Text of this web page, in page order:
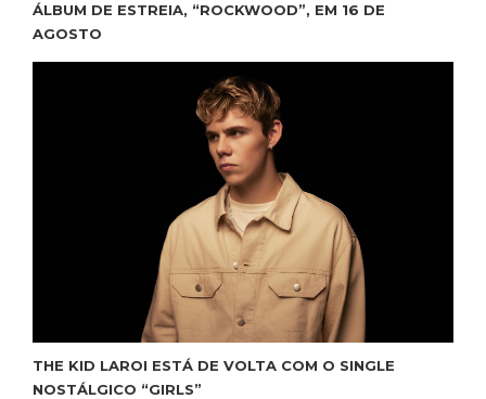
ÁLBUM DE ESTREIA, “ROCKWOOD”, EM 16 DE
AGOSTO
THE KID LAROI ESTÁ DE VOLTA COM O SINGLE
NOSTÁLGICO “GIRLS”